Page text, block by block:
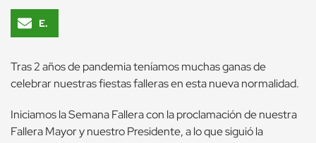
Email
Tras 2 años de pandemia teníamos muchas ganas de
celebrar nuestras fiestas falleras en esta nueva normalidad.
Iniciamos la Semana Fallera con la proclamación de nuestra
Fallera Mayor y nuestro Presidente, a lo que siguió la